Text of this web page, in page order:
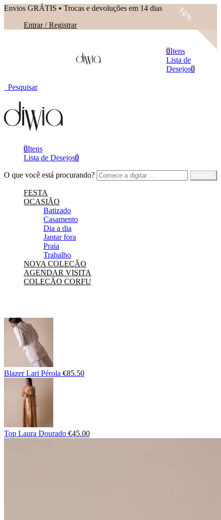
Envios GRÁTIS ▪︎ Trocas e devoluções em 14 dias
Entrar / Registrar
0Itens
Lista de
Desejos0
Pesquisar
0Itens
Lista de Desejos0
O que você está procurando?
FESTA
OCASIÃO
Batizado
Casamento
Dia a dia
Jantar fora
Praia
Trabalho
NOVA COLEÇÃO
AGENDAR VISITA
COLEÇÃO CORFU
%
10
Blazer Lari Pérola €85.50
Top Laura Dourado €45.00